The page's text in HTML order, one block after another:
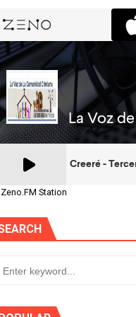
Station